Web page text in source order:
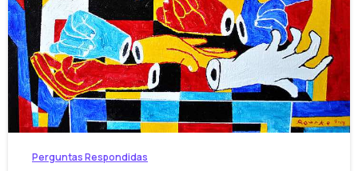
-
Perguntas Respondidas